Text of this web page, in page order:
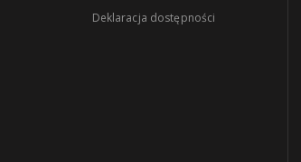
Deklaracja dostępności